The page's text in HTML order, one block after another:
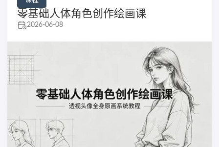
零基础人体角色创作绘画课
2026-06-08